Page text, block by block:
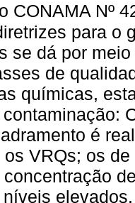
CONAMA Nº
para o
se dá por
de
químicas,
é
VRQs; os